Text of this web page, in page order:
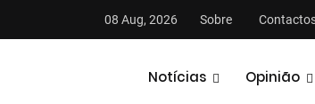
08 Aug, 2026 Sobre
Notícias Opinião